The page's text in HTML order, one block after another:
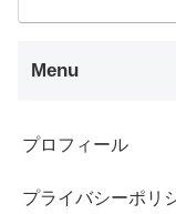
Menu
プロフィール
プライバシーポリ